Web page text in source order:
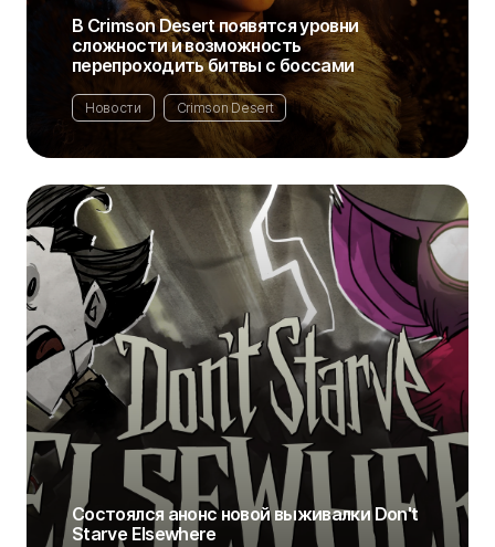
В Crimson Desert появятся уровни
сложности и возможность
перепроходить битвы с боссами
Новости Crimson Desert
Состоялся анонс новой выживалки Don't
Starve Elsewhere